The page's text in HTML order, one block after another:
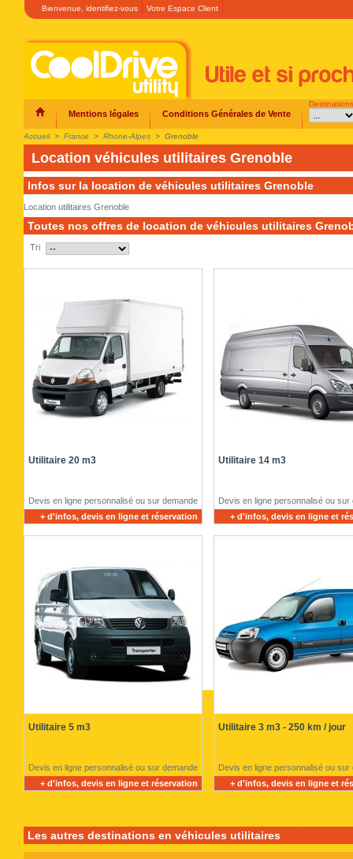
Bienvenue, identifiez-vous Votre Espace Client
Mentions légales Conditions Générales de Vente
Destinations
Accueil > France > Rhone-Alpes > Grenoble
Location véhicules utilitaires Grenoble
Infos sur la location de véhicules utilitaires Grenoble
Location utilitaires Grenoble
Toutes nos offres de location de véhicules utilitaires
Tri
Utilitaire 20 m3
Devis en ligne personnalisé ou sur demande
+ d'infos, devis en ligne et réservation
Utilitaire 14 m3
Devis en ligne personnalisé ou sur
+ d'infos, devis en ligne et
Utilitaire 5 m3
Devis en ligne personnalisé ou sur demande
+ d'infos, devis en ligne et réservation
Utilitaire 3 m3 - 250 km / jour
Devis en ligne personnalisé ou sur
+ d'infos, devis en ligne et
Les autres destinations en véhicules utilitaires